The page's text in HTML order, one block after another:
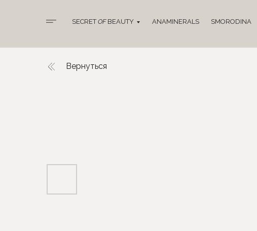
SECRETOFBEAUTY ANAMINERALS SMORODINA
Вернуться